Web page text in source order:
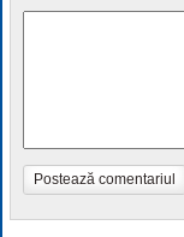
Postează comentariul